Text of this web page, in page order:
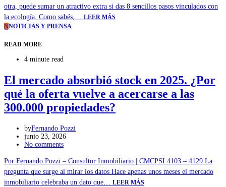
otra, puede sumar un atractivo extra si das 8 sencillos pasos vinculados con
la ecología. Como sabés,… LEER MÁS
NNOTICIAS Y PRENSA
READ MORE
4 minute read
El mercado absorbió stock en 2025. ¿Por
qué la oferta vuelve a acercarse a las
300.000 propiedades?
byFernando Pozzi
junio 23, 2026
No comments
Por Fernando Pozzi – Consultor Inmobiliario | CMCPSI 4103 – 4129 La
pregunta que surge al mirar los datos Hace apenas unos meses el mercado
inmobiliario celebraba un dato que… LEER MÁS